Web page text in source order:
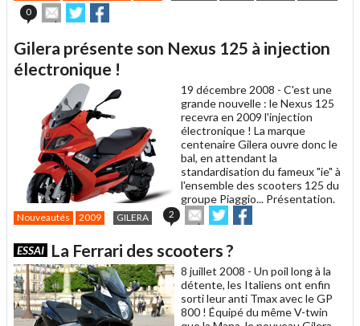
0
Envoyer
cet
à
un
ami
Partager
sur sur
Gilera présente son Nexus 125 à injection
électronique !
19 décembre 2008 - C'est une
grande nouvelle : le Nexus 125
recevra en 2009 l'injection
électronique ! La marque
centenaire Gilera ouvre donc le
bal, en attendant la
standardisation du fameux "ie" à
l'ensemble des scooters 125 du
groupe Piaggio... Présentation.
Nouveautés 2009 GILERA 2
Envoyer
cet
à
un
ami
Partager
sur sur
ESSAI La Ferrari des scooters ?
8 juillet 2008 - Un poil long à la
détente, les Italiens ont enfin
sorti leur anti Tmax avec le GP
800 ! Équipé du même V-twin